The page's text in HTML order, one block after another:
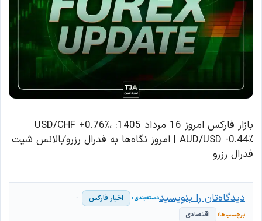
بازار فارکس امروز 16 مرداد 1405: USD/CHF +0.76٪،
AUD/USD -0.44٪ | امروز نگاه‌ها به فدرال رزرو’بالانس شیت
فدرال رزرو
اخبار فارکس
اقتصادی
دیدگاه‌تان را بنویسید